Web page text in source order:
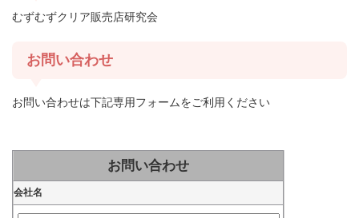
むずむずクリア販売店研究会
お問い合わせ
お問い合わせは下記専用フォームをご利用ください
お問い合わせ
会社名